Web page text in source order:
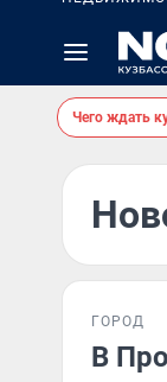
Чего ждать
ГОРОД
В